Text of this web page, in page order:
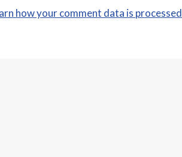
how your comment data is